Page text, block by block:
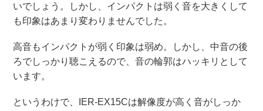
いでしょう。しかし、インパクトは弱く音を大きくして
も印象はあまり変わりませんでした。
高音もインパクトが弱く印象は弱め。しかし、中音の後
ろでしっかり聴こえるので、音の輪郭はハッキリとして
います。
というわけで、IER-EX15Cは解像度が高く音がしっか